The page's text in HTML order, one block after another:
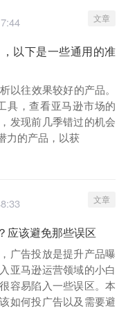
文章
以下是一些通用的准
以往效果较好的产品。
具，查看亚马逊市场的
发现前几季错过的机会
力的产品，以获
文章
应该避免那些误区
广告投放是提升产品曝
亚马逊运营领域的小白
容易陷入一些误区。本
如何投广告以及需要避